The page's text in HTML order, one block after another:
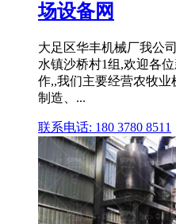
场设备网
大足区华丰机械厂我公
水镇沙桥村1组,欢迎各
作,,我们主要经营农牧
制造、...
联系电话: 180 3780 8511